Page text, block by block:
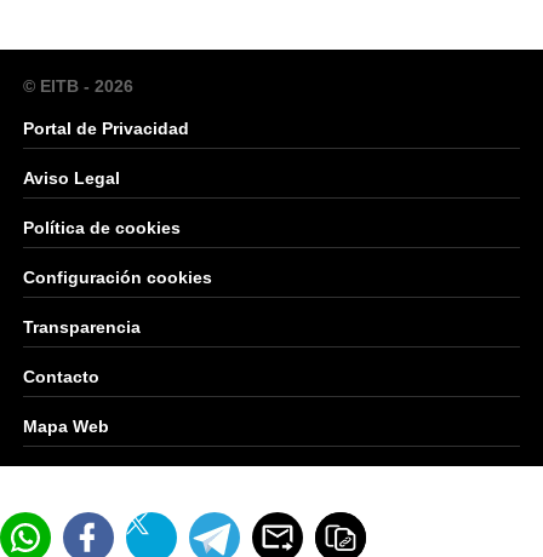
© EITB - 2026
Portal de Privacidad
Aviso Legal
Política de cookies
Configuración cookies
Transparencia
Contacto
Mapa Web